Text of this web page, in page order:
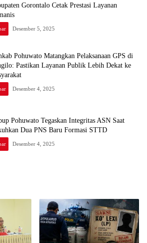
Gorontalo Cetak Prestasi Layanan
Desember 5, 2025
Pohuwato Matangkan Pelaksanaan GPS di
Pastikan Layanan Publik Lebih Dekat ke
Desember 4, 2025
Pohuwato Tegaskan Integritas ASN Saat
Dua PNS Baru Formasi STTD
Desember 4, 2025